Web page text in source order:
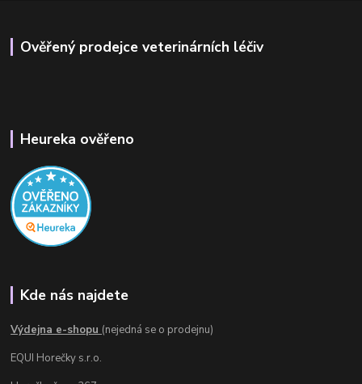
Ověřený prodejce veterinárních léčiv
Heureka ověřeno
Kde nás najdete
Výdejna e-shopu (nejedná se o prodejnu)
EQUI Horečky s.r.o.